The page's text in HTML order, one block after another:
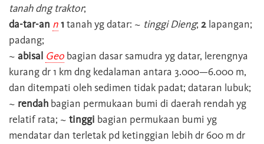
tanah dng traktor;
da-tar-an n1 tanah yg datar: ~ tinggi Dieng; 2 lapangan;
padang;
~ abisal Geo bagian dasar samudra yg datar, lerengnya
kurang dr 1 km dng kedalaman antara 3.000—6.000 m,
dan ditempati oleh sedimen tidak padat; dataran lubuk;
~ rendah bagian permukaan bumi di daerah rendah yg
relatif rata; ~ tinggi bagian permukaan bumi yg
mendatar dan terletak pd ketinggian lebih dr 600 m dr